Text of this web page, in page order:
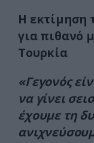
Η εκτίμηση
για πιθανό
Τουρκία
«Γεγονός
να γίνει
έχουμε τη